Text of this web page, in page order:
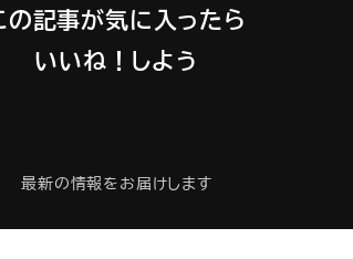
の記事が気に入ったら
いいね！しよう
最新の情報をお届けします